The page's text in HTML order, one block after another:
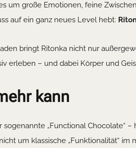
um große Emotionen, feine
auf ein ganz neues Level hebt:
bringt Ritonka nicht nur
erleben – und dabei Körper und
kann
sogenannte „Functional
um klassische „Funktionalität“